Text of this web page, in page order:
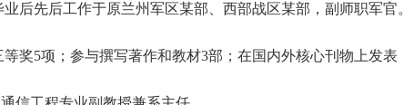
后先后工作于原兰州军区某部、西部战区某部，副师职军官。
奖5项；参与撰写著作和教材3部；在国内外核心刊物上发表